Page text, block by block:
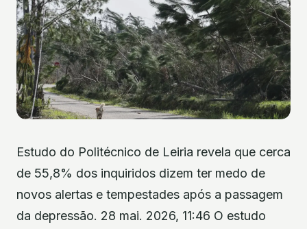
Estudo do Politécnico de Leiria revela que cerca
de 55,8% dos inquiridos dizem ter medo de
novos alertas e tempestades após a passagem
da depressão. 28 mai. 2026, 11:46 O estudo